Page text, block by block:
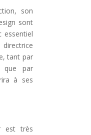
son
sont
essentiel
tant par
que par
à ses
est très